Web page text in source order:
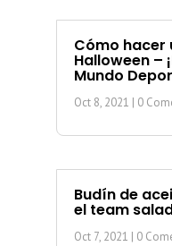
Cómo hacer
Halloween –
Mundo
Oct 8, 2021 | 0
Budín de
el team
Oct 7, 2021 | 0